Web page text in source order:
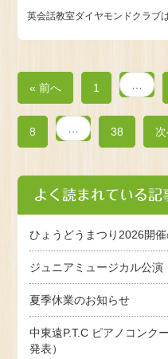
英会話教室ダイヤモンドクラブ
« 前へ 1
8 38
よく読まれている記
ひょうどうまつり2026開
ジュニアミュージカル公
夏季休業のお知らせ
中東遠P.T.C ピアノコンク
発表）